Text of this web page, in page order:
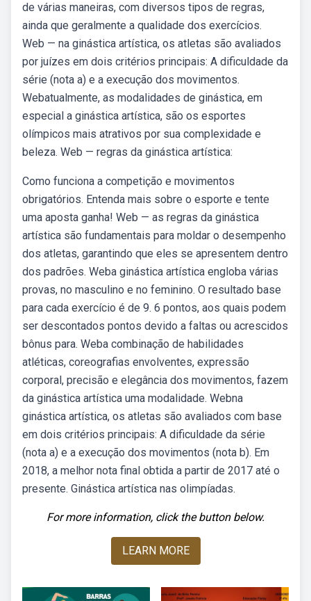
de várias maneiras, com diversos tipos de regras,
ainda que geralmente a qualidade dos exercícios.
Web — na ginástica artística, os atletas são avaliados
por juízes em dois critérios principais: A dificuldade da
série (nota a) e a execução dos movimentos.
Webatualmente, as modalidades de ginástica, em
especial a ginástica artística, são os esportes
olímpicos mais atrativos por sua complexidade e
beleza. Web — regras da ginástica artística:
Como funciona a competição e movimentos
obrigatórios. Entenda mais sobre o esporte e tente
uma aposta ganha! Web — as regras da ginástica
artística são fundamentais para moldar o desempenho
dos atletas, garantindo que eles se apresentem dentro
dos padrões. Weba ginástica artística engloba várias
provas, no masculino e no feminino. O resultado base
para cada exercício é de 9. 6 pontos, aos quais podem
ser descontados pontos devido a faltas ou acrescidos
bônus para. Weba combinação de habilidades
atléticas, coreografias envolventes, expressão
corporal, precisão e elegância dos movimentos, fazem
da ginástica artística uma modalidade. Webna
ginástica artística, os atletas são avaliados com base
em dois critérios principais: A dificuldade da série
(nota a) e a execução dos movimentos (nota b). Em
2018, a melhor nota final obtida a partir de 2017 até o
presente. Ginástica artística nas olimpíadas.
For more information, click the button below.
LEARN MORE